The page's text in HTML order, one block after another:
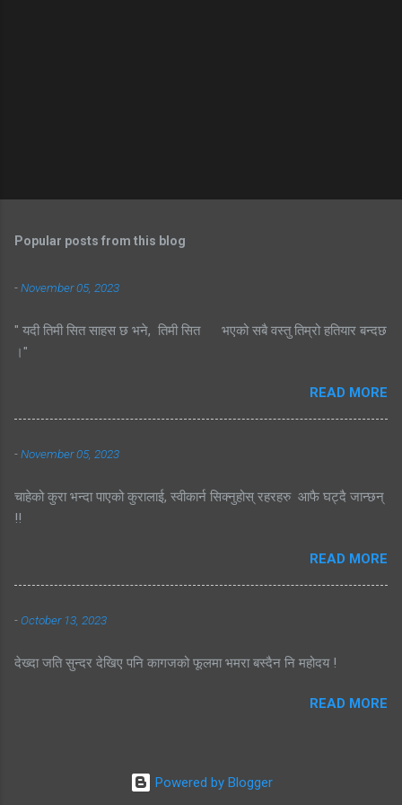
Popular posts from this blog
-November 05, 2023
" यदी तिमी सित साहस छ भने, तिमी सित भएको सबै वस्तु तिम्रो हतियार बन्दछ
।"
READ MORE
-November 05, 2023
चाहेको कुरा भन्दा पाएको कुरालाई, स्वीकार्न सिक्नुहोस् रहरहरु आफै घट्दै जान्छन्
!!
READ MORE
-October 13, 2023
देख्दा जति सुन्दर देखिए पनि कागजको फूलमा भमरा बस्दैन नि महोदय !
READ MORE
Powered by Blogger